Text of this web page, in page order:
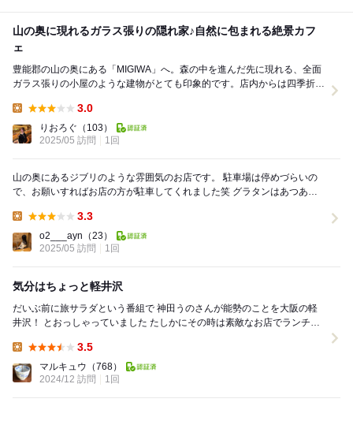
山の奥に現れるガラス張りの隠れ家♪自然に包まれる絶景カフ
ェ
豊能郡の山の奥にある「MIGIWA」へ。森の中を進んだ先に現れる、全面
ガラス張りの小屋のような建物がとても印象的です。店内からは四季折々
3.0
りおろぐ （103）
2025/05 訪問
1回
山の奥にあるジブリのような雰囲気のお店です。 駐車場は停めづらいの
で、お願いすればお店の方が駐車してくれました笑 グラタンはあつあつ
3.3
o2___ayn （23）
2025/05 訪問
1回
気分はちょっと軽井沢
だいぶ前に旅サラダという番組で 神田うのさんが能勢のことを大阪の軽
井沢！ とおっしゃっていました たしかにその時は素敵なお店でランチを
3.5
マルキュウ （768）
2024/12 訪問
1回